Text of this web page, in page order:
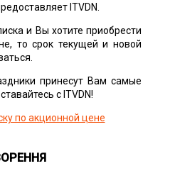
ITVDN.
и Вы хотите приобрести
то срок текущей и новой
принесут Вам самые
с ITVDN!
по акционной цене